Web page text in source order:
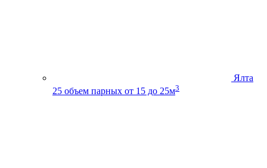
Ялта
25 объем парных от 15 до 25м3